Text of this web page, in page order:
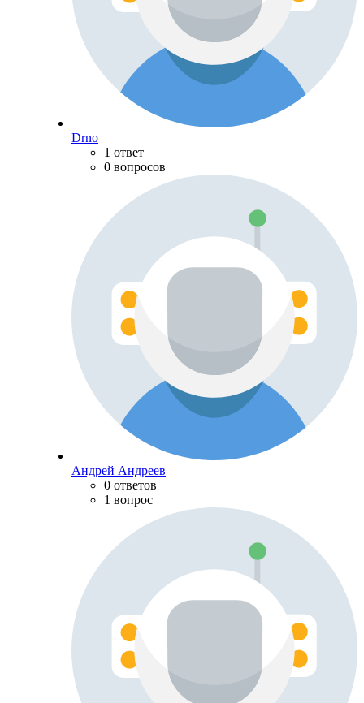
Drno
1 ответ
0 вопросов
Андрей Андреев
0 ответов
1 вопрос